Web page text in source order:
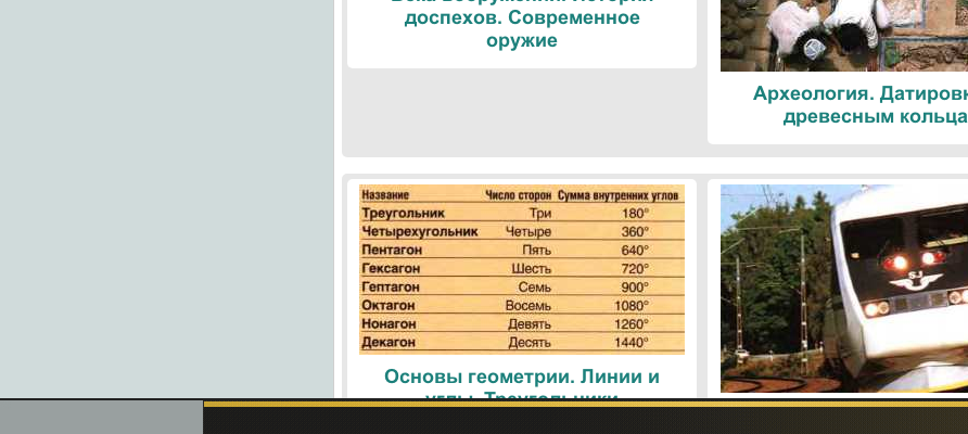
доспехов. Современное
оружие
Археология.
древесным
Основы геометрии. Линии и
углы. Треугольники
Поезда.